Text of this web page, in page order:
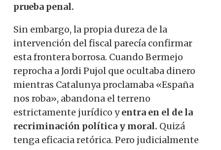
prueba penal.
Sin embargo, la propia dureza de la
intervención del fiscal parecía confirmar
esta frontera borrosa. Cuando Bermejo
reprocha a Jordi Pujol que ocultaba dinero
mientras Catalunya proclamaba «España
nos roba», abandona el terreno
estrictamente jurídico y entra en el de la
recriminación política y moral. Quizá
tenga eficacia retórica. Pero judicialmente